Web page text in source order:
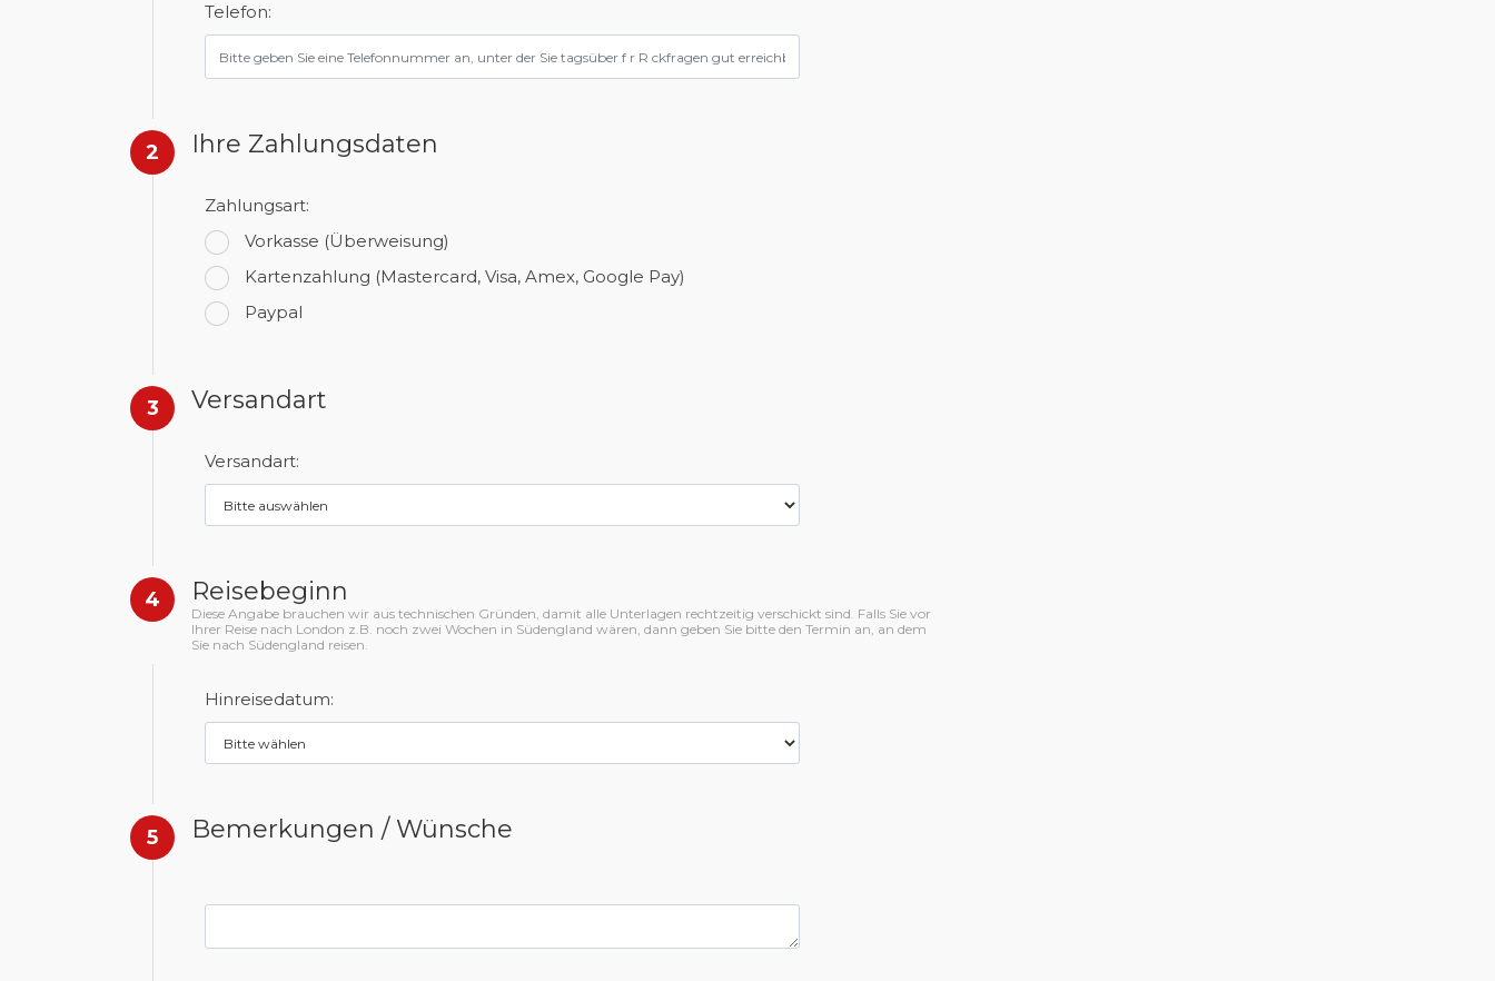
Telefon:
2 Ihre Zahlungsdaten
Zahlungsart:
Vorkasse (Überweisung)
Kartenzahlung (Mastercard, Visa, Amex, Google Pay)
Paypal
3 Versandart
Versandart:
4 Reisebeginn
Diese Angabe brauchen wir aus technischen Gründen, damit alle Unterlagen rechtzeitig verschickt sind. Falls Sie vor
Ihrer Reise nach London z.B. noch zwei Wochen in Südengland wären, dann geben Sie bitte den Termin an, an dem
Sie nach Südengland reisen.
Hinreisedatum:
5 Bemerkungen / Wünsche